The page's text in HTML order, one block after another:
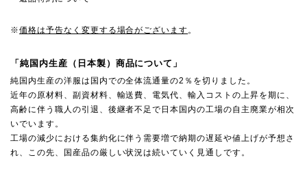
※価格は予告なく変更する場合がございます 。
「純国内生産（日本製）商品について」
純国内生産の洋服は国内での全体流通量の2％を切りました。
近年の原材料、副資材料、輸送費、電気代、輸入コストの上昇を期に、
高齢に伴う職人の引退、後継者不足で日本国内の工場の自主廃業が相次
いでいます。
工場の減少における集約化に伴う需要増で納期の遅延や値上げが予想さ
れ、この先、国産品の厳しい状況は続いていく見通しです。